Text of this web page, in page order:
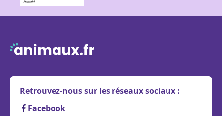
Retrouvez-nous sur les réseaux sociaux :
Facebook